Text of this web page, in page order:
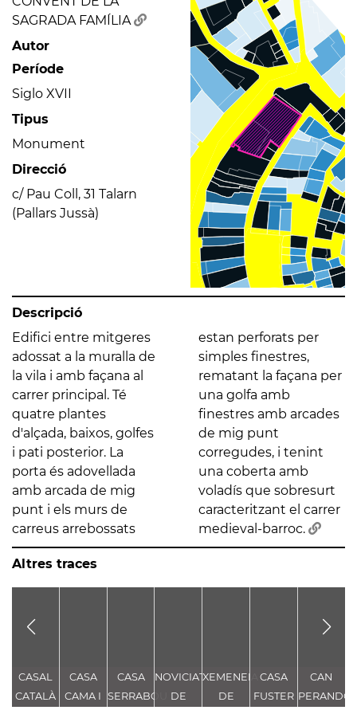
SAGRADA FAMÍLIA
Autor
Període
Siglo XVII
Tipus
Monument
Direcció
c/ Pau Coll, 31 Talarn
(Pallars Jussà)
Descripció
Edifici entre mitgeres
adossat a la muralla de
la vila i amb façana al
carrer principal. Té
quatre plantes
d'alçada, baixos, golfes
i pati posterior. La
porta és adovellada
amb arcada de mig
punt i els murs de
carreus arrebossats
estan perforats per
simples finestres,
rematant la façana per
una golfa amb
finestres amb arcades
de mig punt
corregudes, i tenint
una coberta amb
voladís que sobresurt
caracteritzant el carrer
medieval-barroc.
Altres traces
CASAL
CATALÀ
CASA
CAMA I
CASA
SERRABOU
NOVICIAT
DE
XEMENEIA
DE
CASA
FUSTER
CAN